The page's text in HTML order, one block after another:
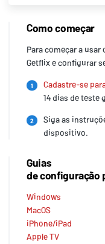
Como começar
Para começar a
Getflix e configurar
1 Cadastre-se
14 dias de teste
2
Siga as
dispositivo.
Guias
de configuração
Windows
MacOS
iPhone/iPad
Apple TV